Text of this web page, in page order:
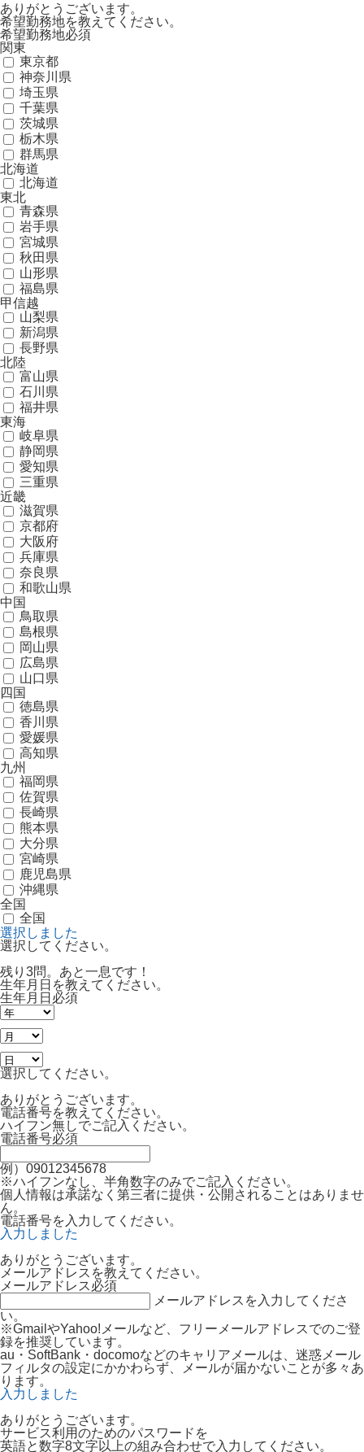
ありがとうございます。
希望勤務地を教えてください。
希望勤務地必須
関東
東京都
神奈川県
埼玉県
千葉県
茨城県
栃木県
群馬県
北海道
北海道
東北
青森県
岩手県
宮城県
秋田県
山形県
福島県
甲信越
山梨県
新潟県
長野県
北陸
富山県
石川県
福井県
東海
岐阜県
静岡県
愛知県
三重県
近畿
滋賀県
京都府
大阪府
兵庫県
奈良県
和歌山県
中国
鳥取県
島根県
岡山県
広島県
山口県
四国
徳島県
香川県
愛媛県
高知県
九州
福岡県
佐賀県
長崎県
熊本県
大分県
宮崎県
鹿児島県
沖縄県
全国
全国
選択しました
選択してください。
残り3問。あと一息です！
生年月日を教えてください。
生年月日 必須
選択してください。
ありがとうございます。
電話番号を教えてください。
ハイフン無しでご記入ください。
電話番号必須
例）09012345678
※ハイフンなし、半角数字のみでご記入ください。
個人情報は承諾なく第三者に提供・公開されることはありませ
ん。
電話番号を入力してください。
入力しました
ありがとうございます。
メールアドレスを教えてください。
メールアドレス必須
メールアドレスを入力してくださ
い。
※GmailやYahoo!メールなど、フリーメールアドレスでのご登
録を推奨しています。
au・SoftBank・docomoなどのキャリアメールは、迷惑メール
フィルタの設定にかかわらず、メールが届かないことが多々あ
ります。
入力しました
ありがとうございます。
サービス利用のためのパスワードを
英語と数字8文字以上の組み合わせで入力してください。